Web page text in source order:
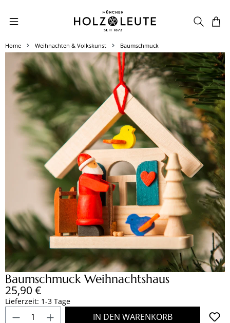
Zum Hauptinhalt springen
Home Weihnachten & Volkskunst Baumschmuck
Baumschmuck Weihnachtshaus
Regulärer Preis:
25,90 €
Lieferzeit: 1-3 Tage
Produkt Anzahl: Gib den gewünschten
IN DEN WARENKORB
Bildergalerie überspringen